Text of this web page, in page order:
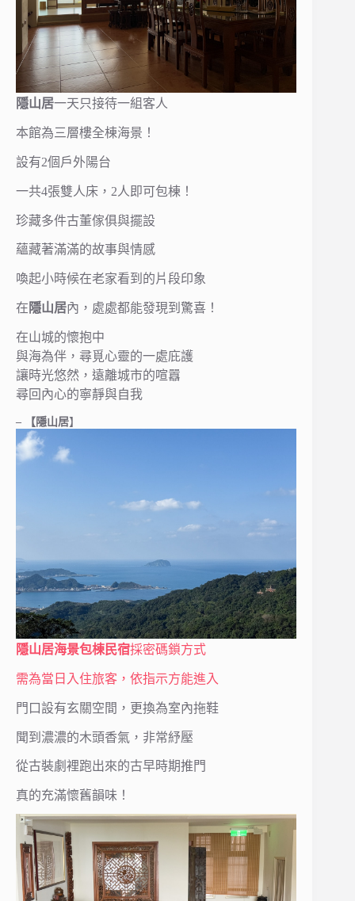
隱山居一天只接待一組客人
本館為三層樓全棟海景！
設有2個戶外陽台
一共4張雙人床，2人即可包棟！
珍藏多件古董傢俱與擺設
蘊藏著滿滿的故事與情感
喚起小時候在老家看到的片段印象
在 隱山居內，處處都能發現到驚喜！
在山城的懷抱中
與海為伴，尋覓心靈的一處庇護
讓時光悠然，遠離城市的喧囂
尋回內心的寧靜與自我
– 【隱山居】
隱山居海景包棟民宿採密碼鎖方式
需為當日入住旅客，依指示方能進入
門口設有玄關空間，更換為室內拖鞋
聞到濃濃的木頭香氣，非常紓壓
從古裝劇裡跑出來的古早時期推門
真的充滿懷舊韻味！